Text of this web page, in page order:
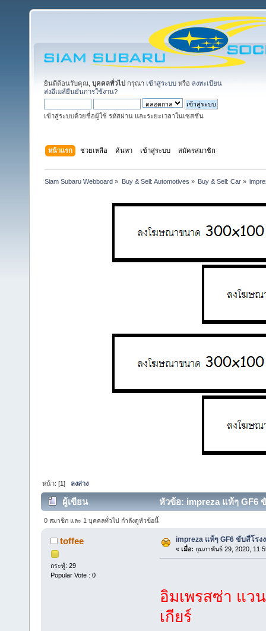
ยินดีต้อนรับคุณ, บุคคลทั่วไป กรุณา เข้าสู่ระบบ หรือ ลงทะเบียน
ส่งอีเมล์ยืนยันการใช้งาน?
เข้าสู่ระบบด้วยชื่อผู้ใช้ รหัสผ่าน และระยะเวลาในเซสชั่น
หน้าแรก ช่วยเหลือ ค้นหา เข้าสู่ระบบ สมัครสมาชิก
Siam Subaru Webboard » Buy & Sell: Automotives » Buy & Sell: Car»
หน้า: [1] ลงล่าง
ผู้เขียน หัวข้อ: impreza แท้ๆ GF6
0 สมาชิก และ 1 บุคคลทั่วไป กำลังดูหัวข้อนี้
toffee
กระทู้: 29
Popular Vote : 0
impreza แท้ๆ GF6 ขับสี่โรง
« เมื่อ: กุมภาพันธ์ 29, 2020,
อิมเพรสซ่า แว
เกียร์